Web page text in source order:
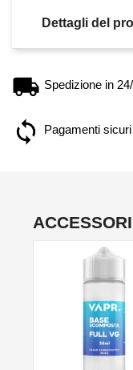
Dettagli del
Spedizione in
Pagamenti